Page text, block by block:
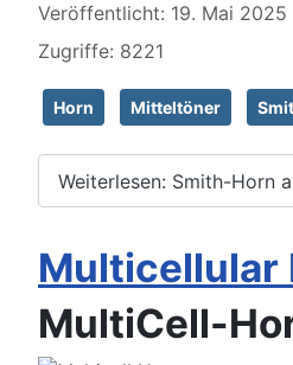
Veröffentlicht: 19. Mai 2025
Zugriffe: 8221
Horn Mitteltöner
Weiterlesen: Smith-Horn
Multicellular
MultiCell-